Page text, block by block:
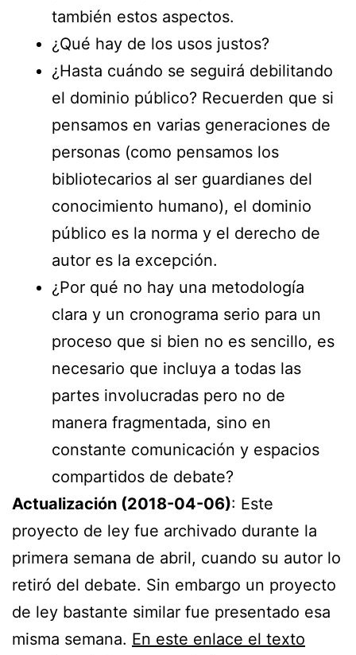
también estos aspectos.
¿Qué hay de los usos justos?
¿Hasta cuándo se seguirá debilitando
el dominio público? Recuerden que si
pensamos en varias generaciones de
personas (como pensamos los
bibliotecarios al ser guardianes del
conocimiento humano), el dominio
público es la norma y el derecho de
autor es la excepción.
¿Por qué no hay una metodología
clara y un cronograma serio para un
proceso que si bien no es sencillo, es
necesario que incluya a todas las
partes involucradas pero no de
manera fragmentada, sino en
constante comunicación y espacios
compartidos de debate?
Actualización (2018-04-06): Este
proyecto de ley fue archivado durante la
primera semana de abril, cuando su autor lo
retiró del debate. Sin embargo un proyecto
de ley bastante similar fue presentado esa
misma semana. En este enlace el texto